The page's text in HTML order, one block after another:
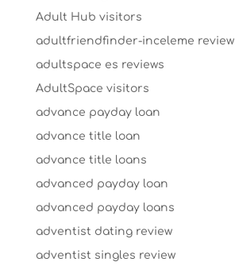
Adult Hub visitors
adultfriendfinder-inceleme review
adultspace es reviews
AdultSpace visitors
advance payday loan
advance title loan
advance title loans
advanced payday loan
advanced payday loans
adventist dating review
adventist singles review